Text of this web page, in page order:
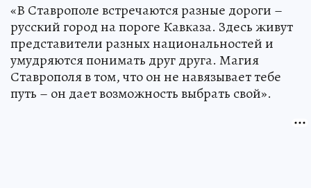
«В Ставрополе встречаются разные дороги –
русский город на пороге Кавказа. Здесь живут
представители разных национальностей и
умудряются понимать друг друга. Магия
Ставрополя в том, что он не навязывает тебе
путь – он дает возможность выбрать свой».